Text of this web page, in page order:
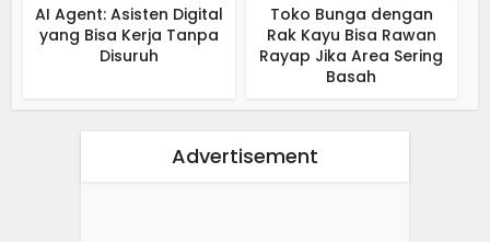
AI Agent: Asisten Digital
yang Bisa Kerja Tanpa
Disuruh
Toko Bunga dengan
Rak Kayu Bisa Rawan
Rayap Jika Area Sering
Basah
Advertisement